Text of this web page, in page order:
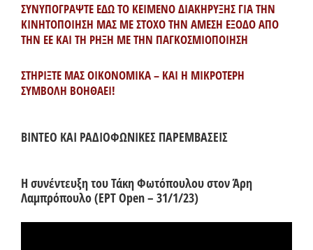
ΣΥΝΥΠΟΓΡΑΨΤΕ ΕΔΩ ΤΟ ΚΕΙΜΕΝΟ ΔΙΑΚΗΡΥΞΗΣ ΓΙΑ ΤΗΝ
ΚΙΝΗΤΟΠΟΙΗΣΗ ΜΑΣ ΜΕ ΣΤΟΧΟ ΤΗΝ ΑΜΕΣΗ ΕΞΟΔΟ ΑΠΟ
ΤΗΝ ΕΕ ΚΑΙ ΤΗ ΡΗΞΗ ΜΕ ΤΗΝ ΠΑΓΚΟΣΜΙΟΠΟΙΗΣΗ
ΣΤΗΡΙΞΤΕ ΜΑΣ ΟΙΚΟΝΟΜΙΚΑ – ΚΑΙ Η ΜΙΚΡΟΤΕΡΗ
ΣΥΜΒΟΛΗ ΒΟΗΘΑΕΙ!
ΒΙΝΤΕΟ ΚΑΙ ΡΑΔΙΟΦΩΝΙΚΕΣ ΠΑΡΕΜΒΑΣΕΙΣ
Η συνέντευξη του Τάκη Φωτόπουλου στον Άρη
Λαμπρόπουλο (ΕΡΤ Open – 31/1/23)